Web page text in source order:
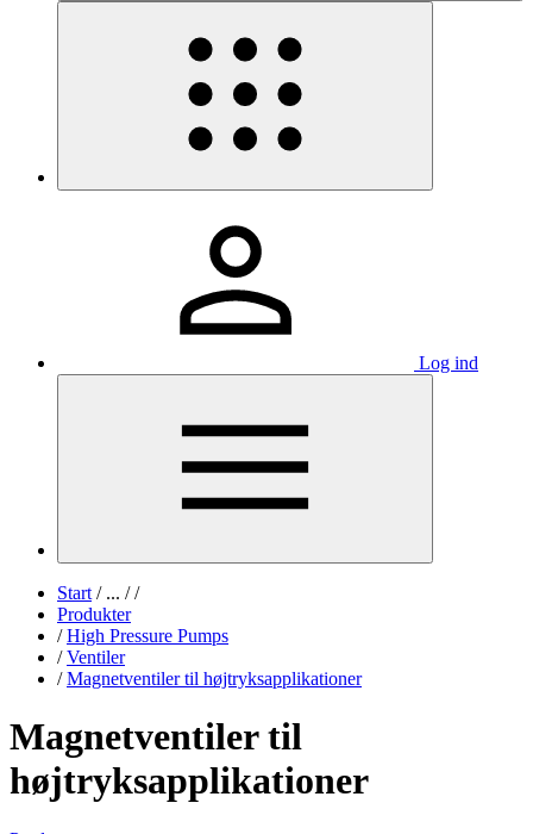
Log ind
Start /... / /
Produkter
/ High Pressure Pumps
/ Ventiler
/ Magnetventiler til højtryksapplikationer
Magnetventiler til
højtryksapplikationer